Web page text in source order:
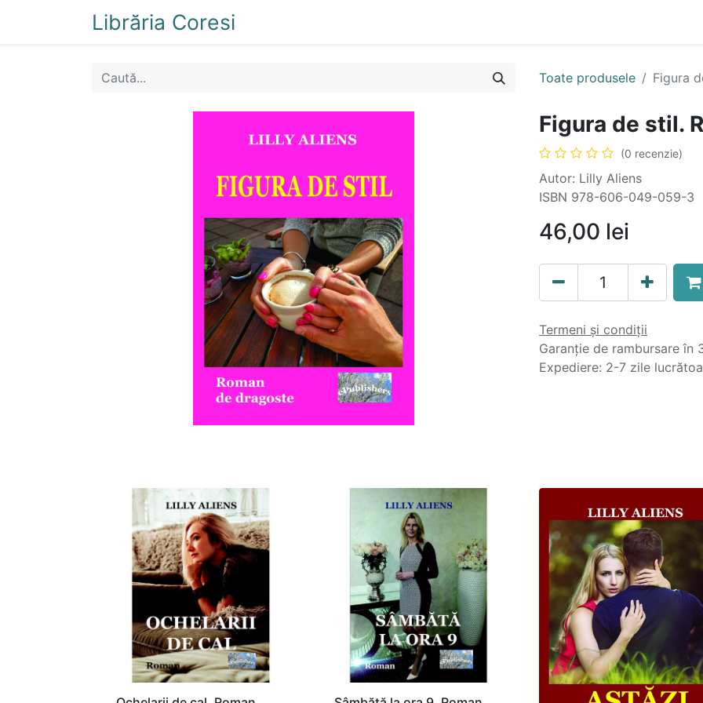
Librăria Coresi
Toate produsele Figura
Figura de stil.
(0 recenzie)
Autor: Lilly Aliens
ISBN 978-606-049-059-3
46,00 lei
Termeni și condiții
Garanție de rambursare în
Expediere: 2-7 zile